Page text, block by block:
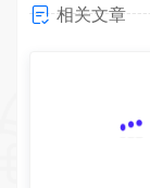
相关文章